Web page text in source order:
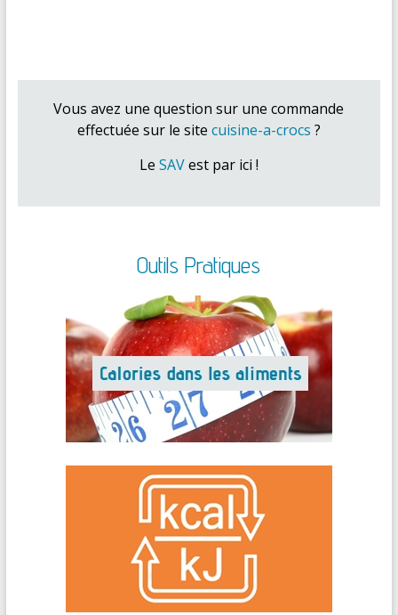
Vous avez une question sur une commande
effectuée sur le site cuisine-a-crocs ?
Le SAVest par ici !
Outils Pratiques